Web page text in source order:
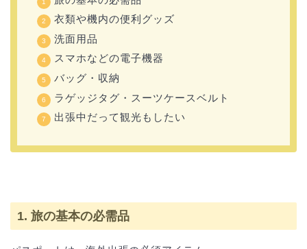
衣類や機内の便利グッズ
洗面用品
スマホなどの電子機器
バッグ・収納
ラゲッジタグ・スーツケースベルト
出張中だって観光もしたい
1. 旅の基本の必需品